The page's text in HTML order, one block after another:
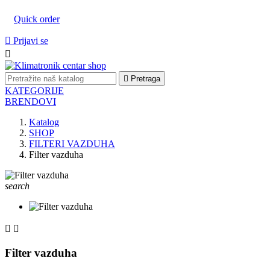
Quick order
 Prijavi se

 Pretraga
KATEGORIJE
BRENDOVI
Katalog
SHOP
FILTERI VAZDUHA
Filter vazduha
search
 
Filter vazduha